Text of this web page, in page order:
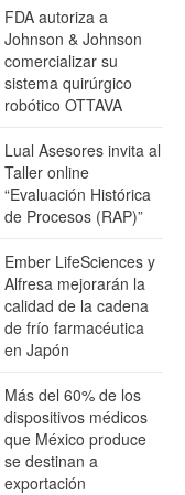
FDA autoriza a
Johnson & Johnson
comercializar su
sistema quirúrgico
robótico OTTAVA
Lual Asesores invita al
Taller online
“Evaluación Histórica
de Procesos (RAP)”
Ember LifeSciences y
Alfresa mejorarán la
calidad de la cadena
de frío farmacéutica
en Japón
Más del 60% de los
dispositivos médicos
que México produce
se destinan a
exportación